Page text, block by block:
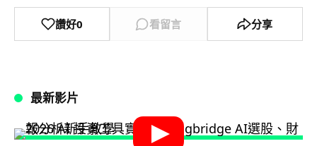
讚好0 看留言 分享
最新影片